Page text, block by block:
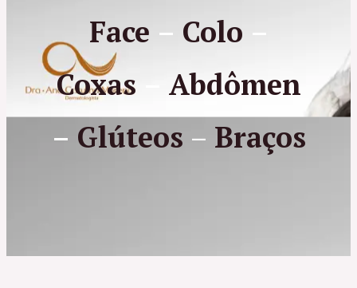
Face – Colo –
Coxas
Abdômen
– Glúteos – Braços